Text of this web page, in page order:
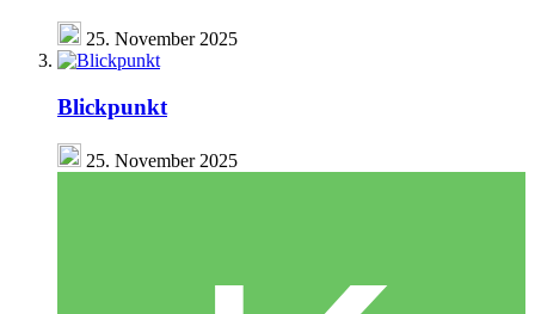
25. November 2025
Blickpunkt
25. November 2025